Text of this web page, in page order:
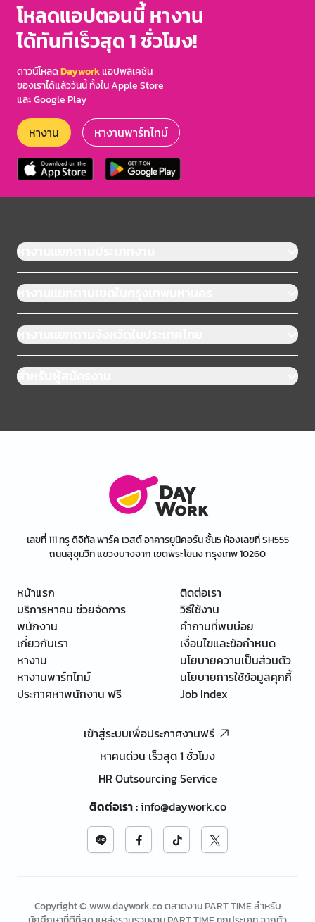
โหลดแอปตอนนี้ หางาน
ได้ทันทีเร็วสุด 1 ชั่วโมง!
ดาวน์โหลดDayworkแอปพลิเคชัน
ของเราได้แล้ววันนี้ ทั้งใน Apple Store
และ Google Play
หางาน หางานพาร์ทไทม์
หางานแยกตามประเภทงาน
หางานแยกตามเขตในกรุงเทพมหานคร
หางานแยกตามจังหวัดในประเทศไทย
สำหรับผู้สมัครงาน
เลขที่ 111 ทรู ดิจิทัล พาร์ค เวสต์ อาคารยูนิคอร์น ชั้น5 ห้องเลขที่ SH555
ถนนสุขุมวิท แขวงบางจาก เขตพระโขนง กรุงเทพ 10260
หน้าแรก
บริการหาคน ช่วยจัดการ
พนักงาน
เกี่ยวกับเรา
หางาน
หางานพาร์ทไทม์
ประกาศหาพนักงาน ฟรี
ติดต่อเรา
วิธีใช้งาน
คำถามที่พบบ่อย
เงื่อนไขและข้อกำหนด
นโยบายความเป็นส่วนตัว
นโยบายการใช้ข้อมูลคุกกี้
Job Index
เข้าสู่ระบบเพื่อประกาศงานฟรี
หาคนด่วน เร็วสุด 1 ชั่วโมง
HR Outsourcing Service
ติดต่อเรา:info@daywork.co
Copyright © www.daywork.co ตลาดงาน PART TIME สำหรับ